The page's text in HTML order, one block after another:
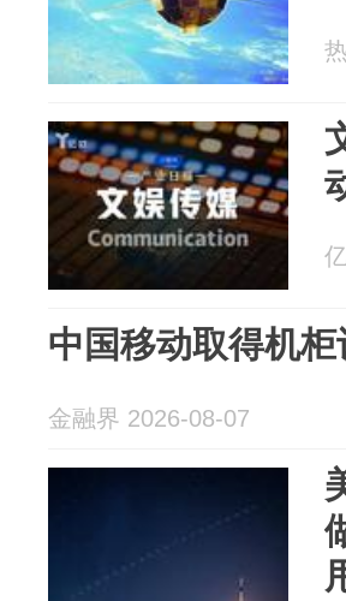
中国移动取得机
金融界 2026-08-07